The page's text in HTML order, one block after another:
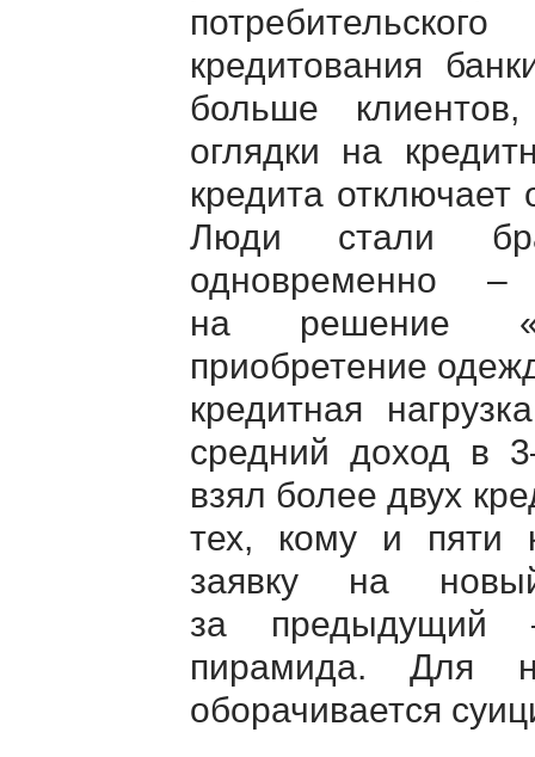
кредитования
больше
оглядки на
кредита отключает
Люди стали
одновременно
на решение
приобретение
кредитная
средний доход в
взял более двух
тех, кому и пяти
заявку на
за предыдущий –
пирамида. Для
оборачивается